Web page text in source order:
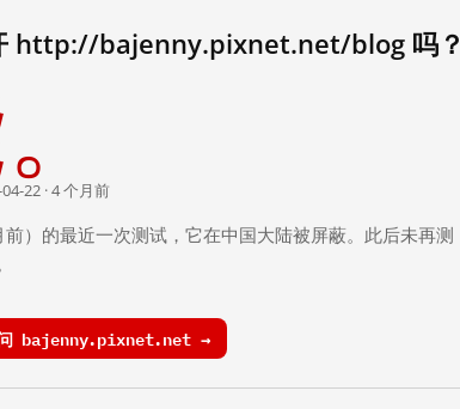
http://bajenny.pixnet.net/blog 吗？
22 · 4 个月前
）的最近一次测试，它在中国大陆被屏蔽。此后未再测
bajenny.pixnet.net →